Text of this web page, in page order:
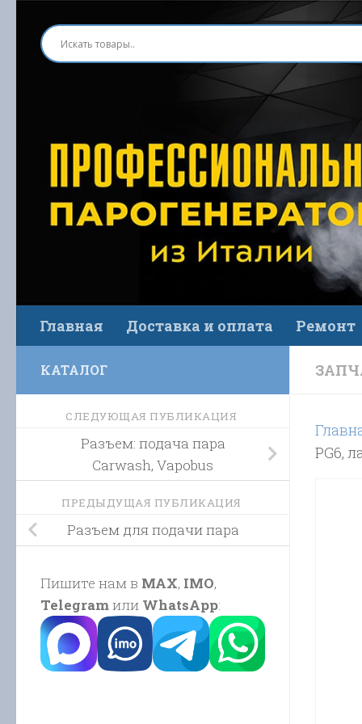
Перейти к содержимому
Главная Доставка и оплата Ремонт
PG6,
КАТАЛОГ
СЛЕДУЮЩАЯ ПУБЛИКАЦИЯ
Разъем: подача пара
Carwash, Vapobus
ПРЕДЫДУЩАЯ ПУБЛИКАЦИЯ
Разъем для подачи пара
Пишите нам в MAX, IMO,
Telegramили WhatsApp: